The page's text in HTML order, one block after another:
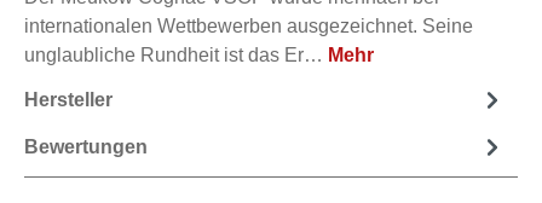
internationalen Wettbewerben ausgezeichnet. Seine
unglaubliche Rundheit ist das Er… Mehr
Hersteller
Bewertungen